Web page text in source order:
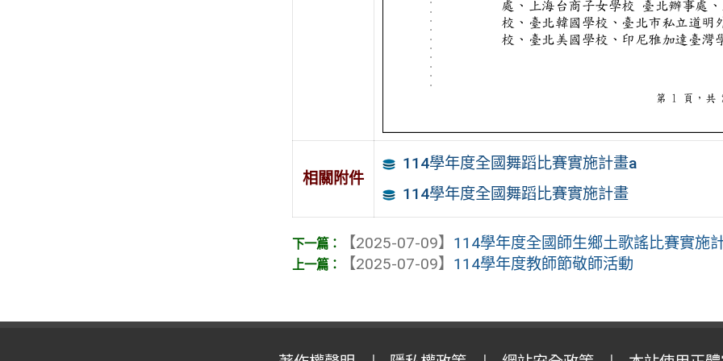
相關附件
114學年度全國舞蹈比賽實施計畫a
114學年度全國舞蹈比賽實施計畫
【2025-07-09】 114學年度全國師生鄉土歌謠比賽實施
【2025-07-09】 114學年度教師節敬師活動